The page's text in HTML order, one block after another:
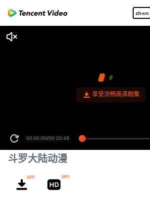
zh-cn
享受流畅高清剧集
00:00:00/00:20:49
斗罗大陆动漫